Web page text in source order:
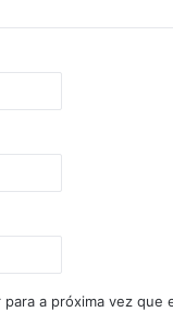
a próxima vez que